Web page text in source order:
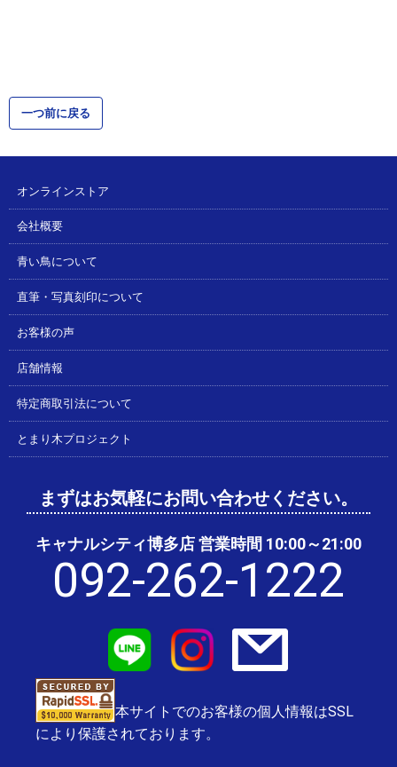
一つ前に戻る
オンラインストア
会社概要
青い鳥について
直筆・写真刻印について
お客様の声
店舗情報
特定商取引法について
とまり木プロジェクト
まずはお気軽にお問い合わせください。
キャナルシティ博多店 営業時間 10:00～21:00
092-262-1222
本サイトでのお客様の個人情報はSSL
により保護されております。